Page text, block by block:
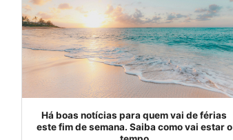
Há boas notícias para quem vai de férias
este fim de semana. Saiba como vai estar o